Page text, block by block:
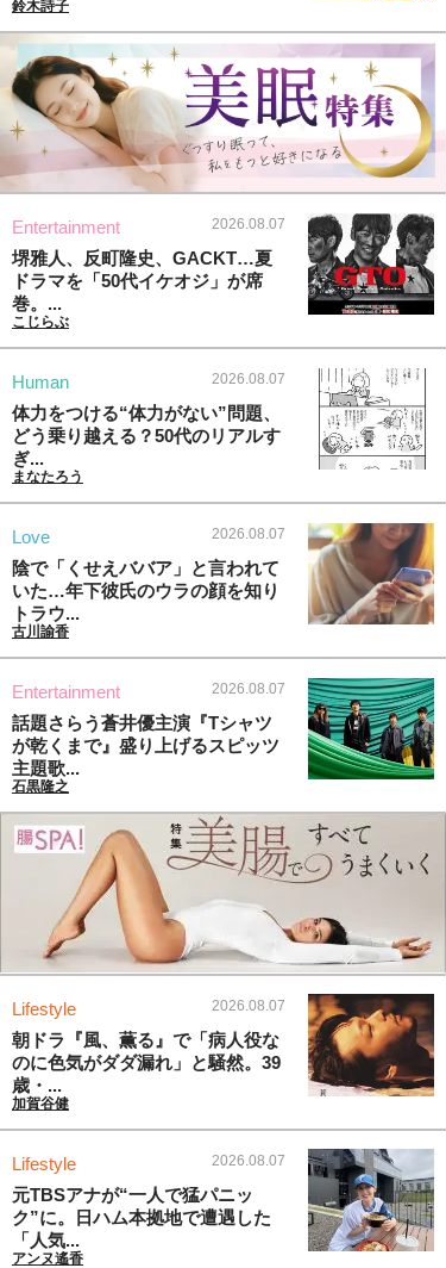
鈴木詩子
Entertainment 2026.08.07
堺雅人、反町隆史、GACKT…夏
ドラマを「50代イケオジ」が席
巻。...
こじらぶ
Human 2026.08.07
体力をつける“体力がない”問題、
どう乗り越える？50代のリアルす
ぎ...
まなたろう
Love 2026.08.07
陰で「くせえババア」と言われて
いた…年下彼氏のウラの顔を知り
トラウ...
古川諭香
Entertainment 2026.08.07
話題さらう蒼井優主演『Tシャツ
が乾くまで』盛り上げるスピッツ
主題歌...
石黒隆之
Lifestyle 2026.08.07
朝ドラ『風、薫る』で「病人役な
のに色気がダダ漏れ」と騒然。39
歳・...
加賀谷健
Lifestyle 2026.08.07
元TBSアナが“一人で猛パニッ
ク”に。日ハム本拠地で遭遇した
「人気...
アンヌ遙香